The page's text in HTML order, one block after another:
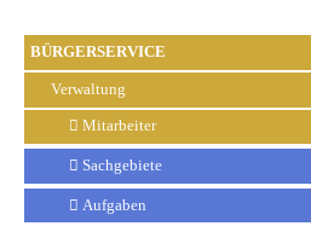
BÜRGERSERVICE
Verwaltung
Mitarbeiter
Sachgebiete
Aufgaben